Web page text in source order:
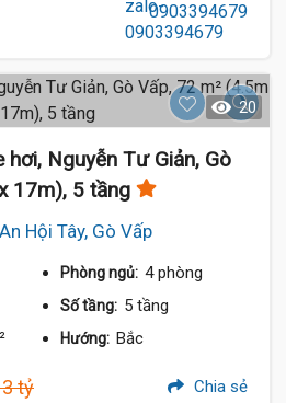
0903394679
20
hơi, Nguyễn Tư Giản, Gò
17m), 5 tầng
Hội Tây, Gò Vấp
Phòng ngủ: 4 phòng
Số tầng: 5 tầng
Hướng: Bắc
tỷ Chia sẻ